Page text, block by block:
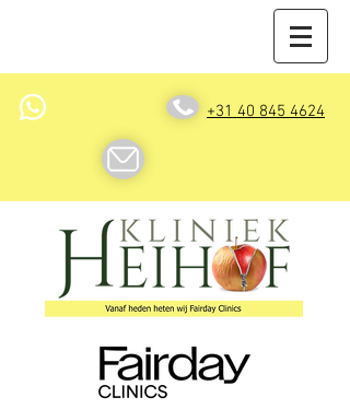
+31 40 845 4624